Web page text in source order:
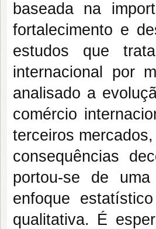
baseada na
fortalecimento e
estudos que
internacional por
analisado a
comércio
terceiros
consequências
portou-se de
enfoque
qualitativa. É